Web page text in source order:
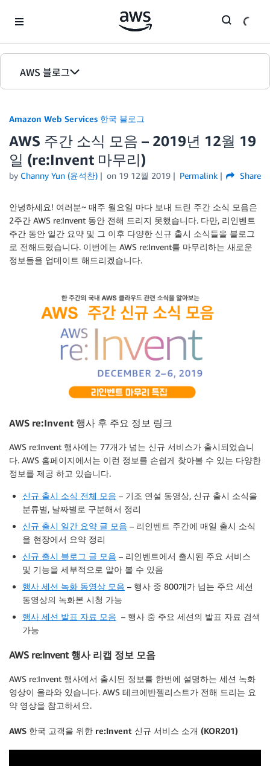
AWS 블로그
홈
에디션
Amazon Web Services 한국 블로그
AWS 주간 소식 모음 – 2019년 12월 19
일 (re:Invent 마무리)
by Channy Yun (윤석찬) on 19 12월 2019 Permalink Share
안녕하세요! 여러분~ 매주 월요일 마다 보내 드린 주간 소식 모음은
2주간 AWS re:Invent 동안 전해 드리지 못했습니다. 다만, 리인벤트
주간 동안 일간 요약 및 그 이후 다양한 신규 출시 소식들을 블로그
로 전해드렸습니다. 이번에는 AWS re:Invent를 마무리하는 새로운
정보들을 업데이트 해드리겠습니다.
AWS re:Invent 행사 후 주요 정보 링크
AWS re:Invent 행사에는 77개가 넘는 신규 서비스가 출시되었습니
다. AWS 홈페이지에서는 이런 정보를 손쉽게 찾아볼 수 있는 다양한
정보를 제공 하고 있습니다.
신규 출시 소식 전체 모음 – 기조 연설 동영상, 신규 출시 소식을
분류별, 날짜별로 구분해서 정리
신규 출시 일간 요약 글 모음 – 리인벤트 주간에 매일 출시 소식
을 현장에서 요약 정리
신규 출시 블로그 글 모음 – 리인벤트에서 출시된 주요 서비스
및 기능을 세부적으로 알아 볼 수 있음
행사 세션 녹화 동영상 모음 – 행사 중 800개가 넘는 주요 세션
동영상의 녹화본 시청 가능
행사 세션 발표 자료 모음 – 행사 중 주요 세션의 발표 자료 검색
가능
AWS re:Invent 행사 리캡 정보 모음
AWS re:Invent 행사에서 출시된 정보를 한번에 설명하는 세션 녹화
영상이 올라와 있습니다. AWS 테크에반젤리스트가 전해 드리는 요
약 영상을 참고하세요.
AWS 한국 고객을 위한 re:Invent 신규 서비스 소개 (KOR201)